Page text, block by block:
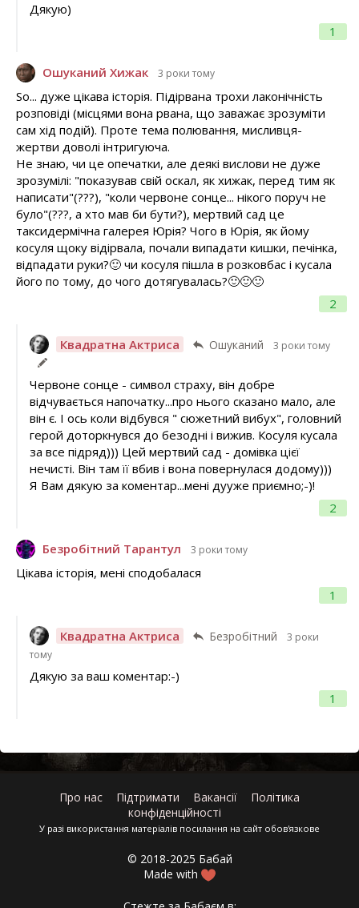
1
Дякую)
Ошуканий Хижак 3 роки тому
2
So... дуже цікава історія. Підірвана трохи лаконічність
розповіді (місцями вона рвана, що заважає зрозуміти
сам хід подій). Проте тема полювання, мисливця-
жертви доволі інтригуюча.
Не знаю, чи це опечатки, але деякі вислови не дуже
зрозумілі: "показував свій оскал, як хижак, перед тим як
написати"(???), "коли червоне сонце... нікого поруч не
було"(???, а хто мав би бути?), мертвий сад це
таксидермічна галерея Юрія? Чого в Юрія, як йому
косуля щоку відірвала, почали випадати кишки, печінка,
відпадати руки?🙂 чи косуля пішла в розковбас і кусала
його по тому, до чого дотягувалась?🙂🙂🙂
Квадратна Актриса Ошуканий 3 роки тому
2
Червоне сонце - символ страху, він добре
відчувається напочатку...про нього сказано мало, але
він є. І ось коли відбувся " сюжетний вибух", головний
герой доторкнувся до безодні і вижив. Косуля кусала
за все підряд))) Цей мертвий сад - домівка цієї
нечисті. Він там її вбив і вона повернулася додому)))
Я Вам дякую за коментар...мені дууже приємно;-)!
Безробітний Тарантул 3 роки тому
1
Цікава історія, мені сподобалася
Квадратна Актриса Безробітний
3 роки
тому
1
Дякую за ваш коментар:-)
Про нас Підтримати Вакансії
Політика
конфіденційності
У разі використання матеріалів посилання на сайт обов'язкове
© 2018-2025 Бабай
Made with